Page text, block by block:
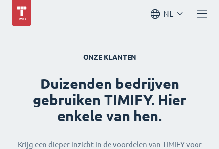
NL
ONZE KLANTEN
Duizenden bedrijven
gebruiken TIMIFY. Hier
enkele van hen.
Krijg een dieper inzicht in de voordelen van TIMIFY voor